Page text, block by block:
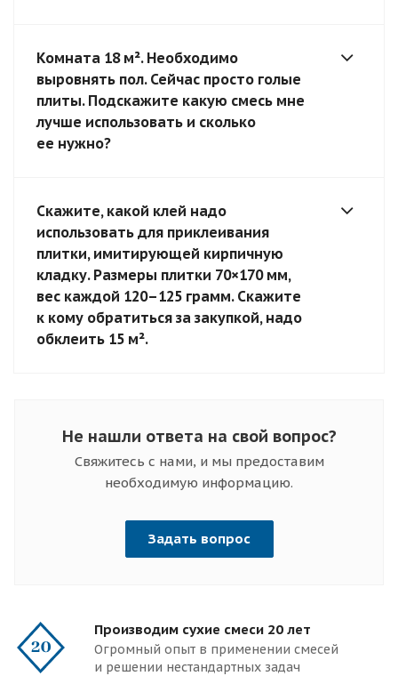
Комната 18 м². Необходимо
выровнять пол. Сейчас просто голые
плиты. Подскажите какую смесь мне
лучше использовать и сколько
ее нужно?
Скажите, какой клей надо
использовать для приклеивания
плитки, имитирующей кирпичную
кладку. Размеры плитки 70×170 мм,
вес каждой 120–125 грамм. Скажите
к кому обратиться за закупкой, надо
обклеить 15 м².
Не нашли ответа на свой вопрос?
Свяжитесь с нами, и мы предоставим
необходимую информацию.
Задать вопрос
Производим сухие смеси 20 лет
Огромный опыт в применении смесей
и решении нестандартных задач